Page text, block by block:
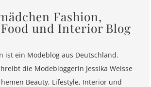
Fashion,
und Interior Blog
ist ein Modeblog aus Deutschland.
die Modebloggerin Jessika Weisse
Beauty, Lifestyle, Interior und